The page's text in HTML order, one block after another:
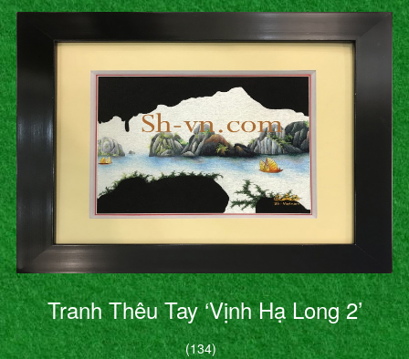
Tranh Thêu Tay ‘Vịnh Hạ Long 2’
(134)